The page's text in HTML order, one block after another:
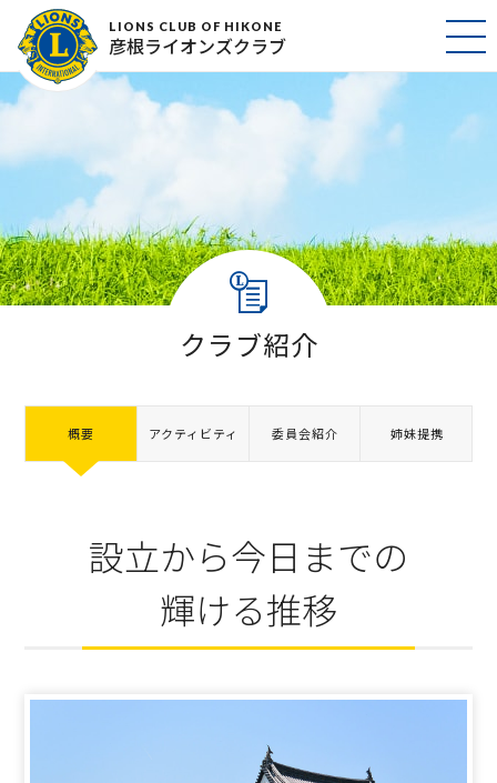
LIONS CLUB OF HIKONE
彦根ライオンズクラブ
クラブ紹介
概要 アクティビティ 委員会紹介 姉妹提携
設立から今日までの
輝ける推移